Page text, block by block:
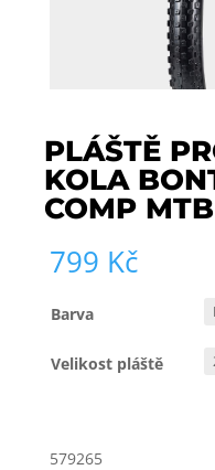
PLÁŠTĚ
KOLA
COMP MTB
799 Kč
Barva
Velikost pláště
579265